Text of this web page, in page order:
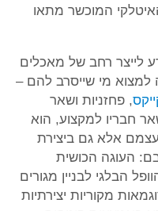
המוכשר מתאו
לייצר רחב של מאכלים
מי שייסרב להם –
, פחזניות ושאר
חבריו למקצוע, הוא
אלא גם ביצירת
העוגה הכושית
הבלגי לבניין מגורים
מקוריות יצירתיות